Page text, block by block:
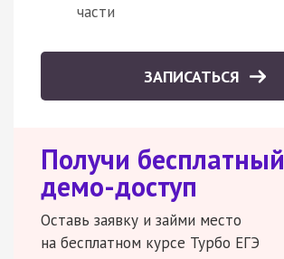
части
ЗАПИСАТЬСЯ
Получи бесплатный
демо-доступ
Оставь заявку и займи место
на бесплатном курсе Турбо ЕГЭ